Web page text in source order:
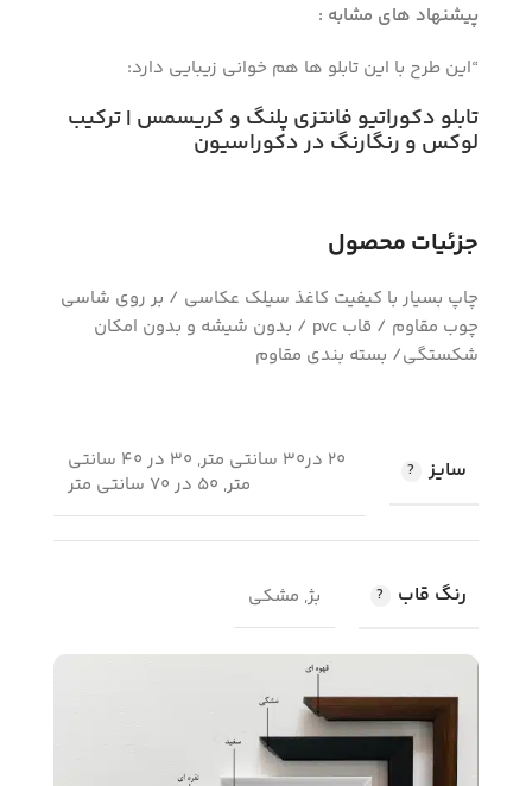
پیشنهاد های مشابه :
“این طرح با این تابلو ها هم خوانی زیبایی دارد:
تابلو دکوراتیو فانتزی پلنگ و کریسمس | ترکیب
لوکس و رنگارنگ در دکوراسیون
جزئیات محصول
چاپ بسیار با کیفیت کاغذ سیلک عکاسی / بر روی شاسی
چوب مقاوم / قاب pvc / بدون شیشه و بدون امکان
شکستگی/ بسته بندی مقاوم
سایز
20 در30 سانتی متر, 30 در 40 سانتی
متر, 50 در 70 سانتی متر
رنگ قاب بژ, مشکی